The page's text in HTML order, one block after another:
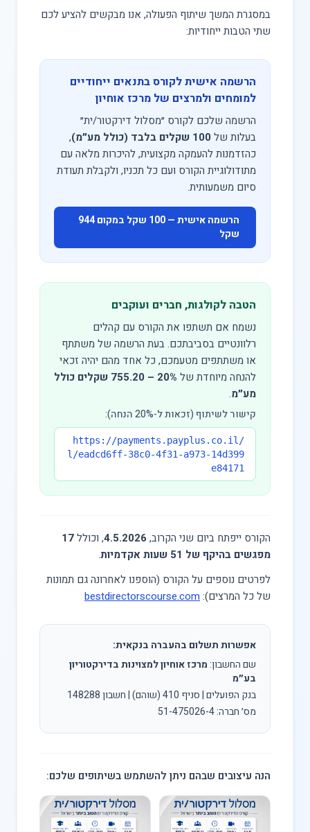
במסגרת המשך שיתוף הפעולה, אנו מבקשים להציע לכם
שתי הטבות ייחודיות:
הרשמה אישית לקורס בתנאים ייחודיים
למומחים ולמרצים של מרכז אוחיון
הרשמה שלכם לקורס ״מסלול דירקטור/ית״
בעלות של100 שקלים בלבד (כולל מע״מ)
,
כהזדמנות להעמקה מקצועית, להיכרות מלאה עם
מתודולוגיית הקורס ועם כל תכניו, ולקבלת תעודת
סיום משמעותית.
הרשמה אישית — 100 שקל במקום 944
שקל
הטבה לקולגות, חברים ועוקבים
נשמח אם תשתפו את הקורס עם קהלים
רלוונטיים בסביבתכם. בעת הרשמה של משתתף
או משתתפים מטעמכם, כל אחד מהם יהיה זכאי
להנחה מיוחדת של
20% – 755.20 שקלים כולל
מע״מ.
קישור לשיתוף (זכאות ל-20% הנחה):
https://payments.payplus.co.il/
l/eadcd6ff-38c0-4f31-a973-14d399
e84171
הקורס ייפתח ביום שני הקרוב, 4.5.2026, וכולל17
מפגשים בהיקף של 51 שעות אקדמיות
.
לפרטים נוספים על הקורס (הוספנו לאחרונה גם תמונות
של כל המרצים): bestdirectorscourse.com
אפשרות תשלום בהעברה בנקאית:
שם החשבון:מרכז אוחיון למצוינות בדירקטוריון
בע״מ
בנק הפועלים | סניף 410 (שוהם) | חשבון 148288
מס׳ חברה: 51-475026-4
הנה עיצובים שבהם ניתן להשתמש בשיתופים שלכם: